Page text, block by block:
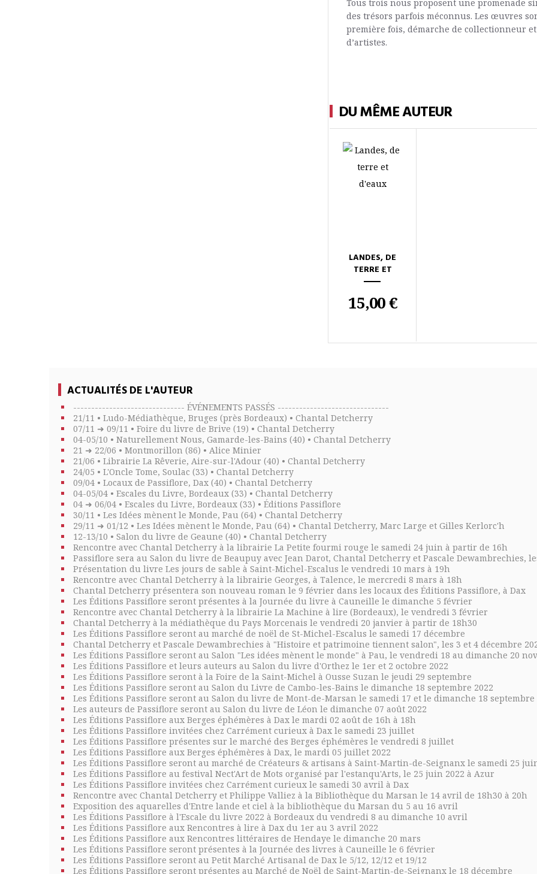
Tous trois nous proposent une promenade
des trésors parfois méconnus. Les œuvres
première fois, démarche de collectionneur et
d’artistes.
DU MÊME AUTEUR
LANDES, DE
TERRE ET
D'EAUX
15,00 €
ACTUALITÉS DE L'AUTEUR
------------------------------- ÉVÉNEMENTS PASSÉS -------------------------------
21/11 • Ludo-Médiathèque, Bruges (près Bordeaux) • Chantal Detcherry
07/11 ➜ 09/11 • Foire du livre de Brive (19) • Chantal Detcherry
04-05/10 • Naturellement Nous, Gamarde-les-Bains (40) • Chantal Detcherry
21 ➜ 22/06 • Montmorillon (86) • Alice Minier
21/06 • Librairie La Rêverie, Aire-sur-l'Adour (40) • Chantal Detcherry
24/05 • L'Oncle Tome, Soulac (33) • Chantal Detcherry
09/04 • Locaux de Passiflore, Dax (40) • Chantal Detcherry
04-05/04 • Escales du Livre, Bordeaux (33) • Chantal Detcherry
04 ➜ 06/04 • Escales du Livre, Bordeaux (33) • Éditions Passiflore
30/11 • Les Idées mènent le Monde, Pau (64) • Chantal Detcherry
29/11 ➜ 01/12 • Les Idées mènent le Monde, Pau (64) • Chantal Detcherry, Marc Large et Gilles Kerlorc'h
12-13/10 • Salon du livre de Geaune (40) • Chantal Detcherry
Rencontre avec Chantal Detcherry à la librairie La Petite fourmi rouge le samedi 24 juin à partir de 16h
Passiflore sera au Salon du livre de Beaupuy avec Jean Darot, Chantal Detcherry et Pascale Dewambrechies,
Présentation du livre Les jours de sable à Saint-Michel-Escalus le vendredi 10 mars à 19h
Rencontre avec Chantal Detcherry à la librairie Georges, à Talence, le mercredi 8 mars à 18h
Chantal Detcherry présentera son nouveau roman le 9 février dans les locaux des Éditions Passiflore, à Dax
Les Éditions Passiflore seront présentes à la Journée du livre à Cauneille le dimanche 5 février
Rencontre avec Chantal Detcherry à la librairie La Machine à lire (Bordeaux), le vendredi 3 février
Chantal Detcherry à la médiathèque du Pays Morcenais le vendredi 20 janvier à partir de 18h30
Les Éditions Passiflore seront au marché de noël de St-Michel-Escalus le samedi 17 décembre
Chantal Detcherry et Pascale Dewambrechies à "Histoire et patrimoine tiennent salon", les 3 et 4 décembre
Les Éditions Passiflore seront au Salon "Les idées mènent le monde" à Pau, le vendredi 18 au dimanche 20
Les Éditions Passiflore et leurs auteurs au Salon du livre d'Orthez le 1er et 2 octobre 2022
Les Éditions Passiflore seront à la Foire de la Saint-Michel à Ousse Suzan le jeudi 29 septembre
Les Éditions Passiflore seront au Salon du Livre de Cambo-les-Bains le dimanche 18 septembre 2022
Les Éditions Passiflore seront au Salon du livre de Mont-de-Marsan le samedi 17 et le dimanche 18 septembre
Les auteurs de Passiflore seront au Salon du livre de Léon le dimanche 07 août 2022
Les Éditions Passiflore aux Berges éphémères à Dax le mardi 02 août de 16h à 18h
Les Éditions Passiflore invitées chez Carrément curieux à Dax le samedi 23 juillet
Les Éditions Passiflore présentes sur le marché des Berges éphémères le vendredi 8 juillet
Les Éditions Passiflore aux Berges éphémères à Dax, le mardi 05 juillet 2022
Les Éditions Passiflore seront au marché de Créateurs & artisans à Saint-Martin-de-Seignanx le samedi 25
Les Éditions Passiflore au festival Nect'Art de Mots organisé par l'estanqu'Arts, le 25 juin 2022 à Azur
Les Éditions Passiflore invitées chez Carrément curieux le samedi 30 avril à Dax
Rencontre avec Chantal Detcherry et Philippe Valliez à la Bibliothèque du Marsan le 14 avril de 18h30 à 20h
Exposition des aquarelles d'Entre lande et ciel à la bibliothèque du Marsan du 5 au 16 avril
Les Éditions Passiflore à l'Escale du livre 2022 à Bordeaux du vendredi 8 au dimanche 10 avril
Les Éditions Passiflore aux Rencontres à lire à Dax du 1er au 3 avril 2022
Les Éditions Passiflore aux Rencontres littéraires de Hendaye le dimanche 20 mars
Les Éditions Passiflore seront présentes à la Journée des livres à Cauneille le 6 février
Les Éditions Passiflore seront au Petit Marché Artisanal de Dax le 5/12, 12/12 et 19/12
Les Éditions Passiflore seront présentes au Marché de Noël de Saint-Martin-de-Seignanx le 18 décembre